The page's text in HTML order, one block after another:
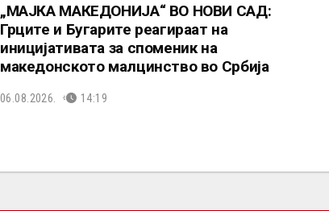
„МАЈКА МАКЕДОНИЈА“ ВО НОВИ САД:
Грците и Бугарите реагираат на
иницијативата за споменик на
македонското малцинство во Србија
06.08.2026. 14:19